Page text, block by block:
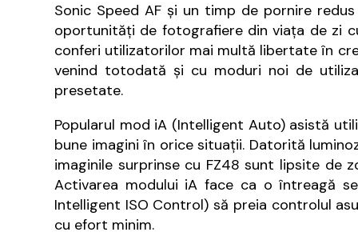
Sonic Speed AF şi un timp de pornire
oportunităţi de fotografiere din viaţa de zi
conferi utilizatorilor mai multă libertate în
venind totodată şi cu moduri noi de
presetate.
Popularul mod iA (Intelligent Auto) asistă
bune imagini în orice situaţii. Datorită
imaginile surprinse cu FZ48 sunt lipsite de
Activarea modului iA face ca o întreagă
Intelligent ISO Control) să preia controlul
cu efort minim.